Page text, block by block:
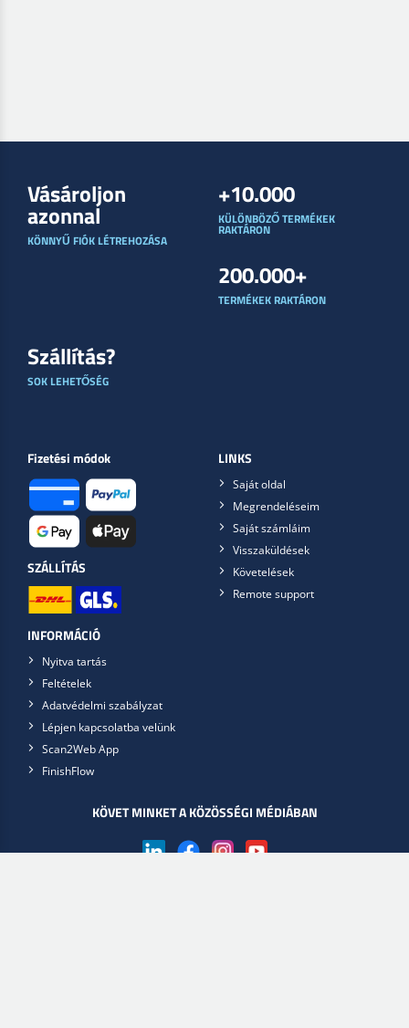
Vásároljon
azonnal
KÖNNYŰ FIÓK LÉTREHOZÁSA
+10.000
KÜLÖNBÖZŐ TERMÉKEK
RAKTÁRON
200.000+
TERMÉKEK RAKTÁRON
Szállítás?
SOK LEHETŐSÉG
Fizetési módok
SZÁLLÍTÁS
LINKS
Saját oldal
Megrendeléseim
Saját számláim
Visszaküldések
Követelések
Remote support
INFORMÁCIÓ
Nyitva tartás
Feltételek
Adatvédelmi szabályzat
Lépjen kapcsolatba velünk
Scan2Web App
FinishFlow
KÖVET MINKET A KÖZÖSSÉGI MÉDIÁBAN